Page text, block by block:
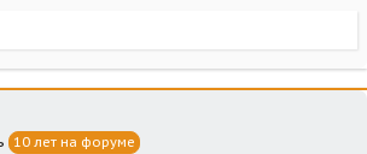
10 лет на форуме